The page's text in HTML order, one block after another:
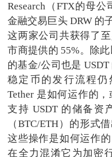
Research（FTX的母公
金融交易巨头 DRW 的
这两家公司共获得了
市商提供的 55%。除
的基金/公司也是
稳定币的发行流程
Tether 是如何运作的
支持 USDT 的储备资
（BTC/ETH）的形式
这些操作是如何运作
在全力混淆它为加密